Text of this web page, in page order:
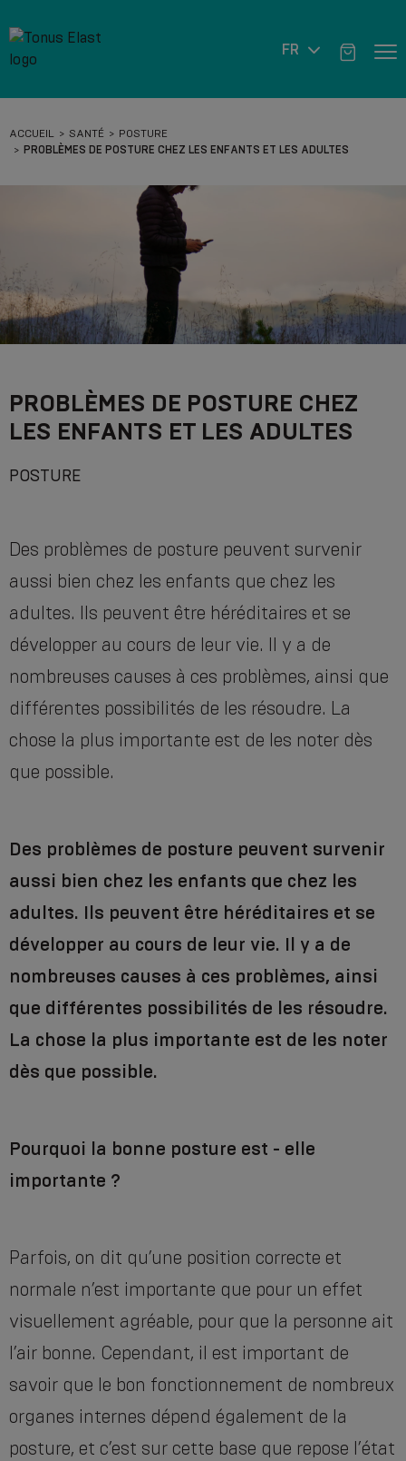
FR
ACCUEIL SANTÉ
POSTURE
PROBLÈMES DE POSTURE CHEZ LES ENFANTS ET LES ADULTES
PROBLÈMES DE POSTURE CHEZ
LES ENFANTS ET LES ADULTES
POSTURE
Des problèmes de posture peuvent survenir
aussi bien chez les enfants que chez les
adultes. Ils peuvent être héréditaires et se
développer au cours de leur vie. Il y a de
nombreuses causes à ces problèmes, ainsi que
différentes possibilités de les résoudre. La
chose la plus importante est de les noter dès
que possible.
Des problèmes de posture peuvent survenir
aussi bien chez les enfants que chez les
adultes. Ils peuvent être héréditaires et se
développer au cours de leur vie. Il y a de
nombreuses causes à ces problèmes, ainsi
que différentes possibilités de les résoudre.
La chose la plus importante est de les noter
dès que possible.
Pourquoi la bonne posture est - elle
importante ?
Parfois, on dit qu’une position correcte et
normale n’est importante que pour un effet
visuellement agréable, pour que la personne ait
l’air bonne. Cependant, il est important de
savoir que le bon fonctionnement de nombreux
organes internes dépend également de la
posture, et c’est sur cette base que repose l’état